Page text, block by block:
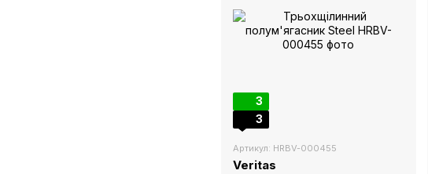
3
3
Артикул: HRBV-000455
Veritas